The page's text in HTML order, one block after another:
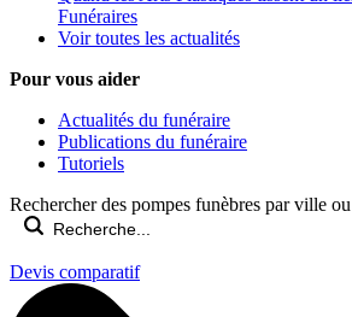
Funéraires
Voir toutes les actualités
Pour vous aider
Actualités du funéraire
Publications du funéraire
Tutoriels
Rechercher des pompes funèbres par ville
Devis comparatif